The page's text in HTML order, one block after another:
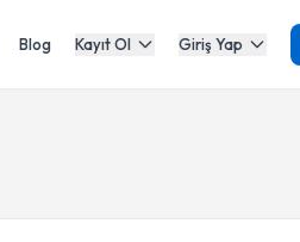
Blog Kayıt Ol Giriş Yap